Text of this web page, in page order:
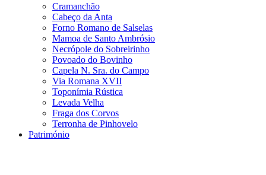
Cramanchão
Cabeço da Anta
Forno Romano de Salselas
Mamoa de Santo Ambrósio
Necrópole do Sobreirinho
Povoado do Bovinho
Capela N. Sra. do Campo
Via Romana XVII
Toponímia Rústica
Levada Velha
Fraga dos Corvos
Terronha de Pinhovelo
Património